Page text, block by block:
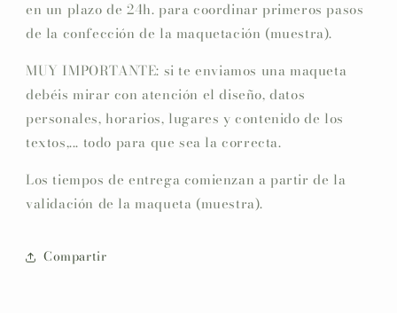
en un plazo de 24h. para coordinar primeros pasos
de la confección de la maquetación (muestra).
MUY IMPORTANTE: si te enviamos una maqueta
debéis mirar con atención el diseño, datos
personales, horarios, lugares y contenido de los
textos,... todo para que sea la correcta.
Los tiempos de entrega comienzan a partir de la
validación de la maqueta (muestra).
Compartir